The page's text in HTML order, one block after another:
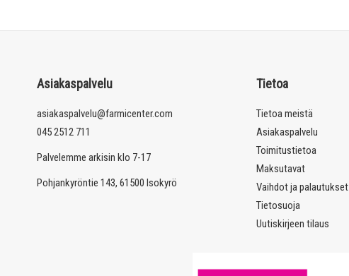
Asiakaspalvelu
asiakaspalvelu@farmicenter.com
045 2512 711
Palvelemme arkisin klo 7-17
Pohjankyröntie 143, 61500 Isokyrö
Tietoa
Tietoa meistä
Asiakaspalvelu
Toimitustietoa
Maksutavat
Vaihdot ja palautukset
Tietosuoja
Uutiskirjeen tilaus